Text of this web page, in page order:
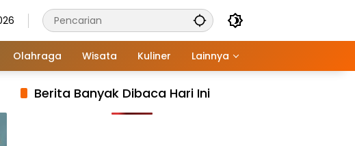
Olahraga Wisata Kuliner Lainnya
Berita Banyak Dibaca Hari Ini